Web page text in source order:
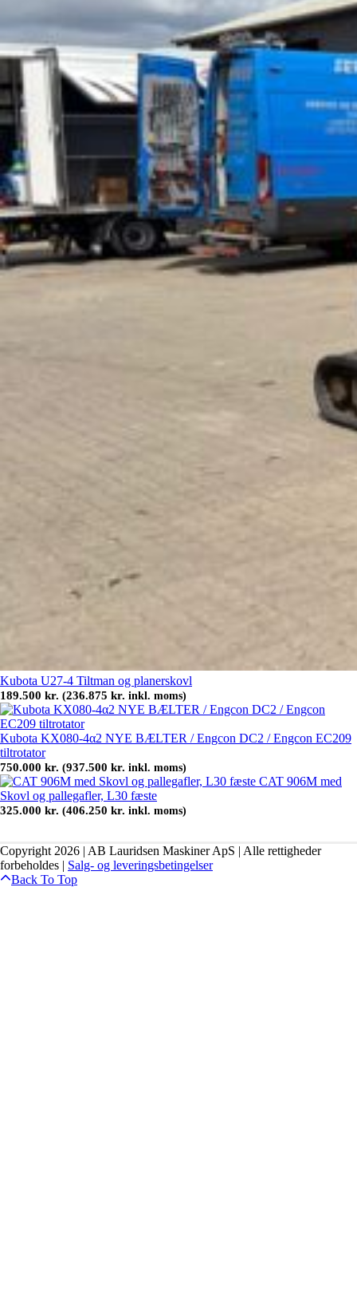
Kubota U27-4 Tiltman og planerskovl
189.500 kr. (236.875 kr. inkl. moms)
Kubota KX080-4α2 NYE BÆLTER / Engcon DC2 / Engcon EC209
tiltrotator
750.000 kr. (937.500 kr. inkl. moms)
CAT 906M med
Skovl og pallegafler, L30 fæste
325.000 kr. (406.250 kr. inkl. moms)
Copyright 2026 | AB Lauridsen Maskiner ApS | Alle rettigheder
forbeholdes | Salg- og leveringsbetingelser
Back To Top